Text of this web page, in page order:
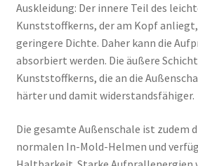
Auskleidung: Der innere Teil des
Kunststoffkerns, der am Kopf
geringere Dichte. Daher kann die
absorbiert werden. Die äußere
Kunststoffkerns, die an die
härter und damit widerstandsfähiger.
Die gesamte Außenschale ist zudem
normalen In-Mold-Helmen und